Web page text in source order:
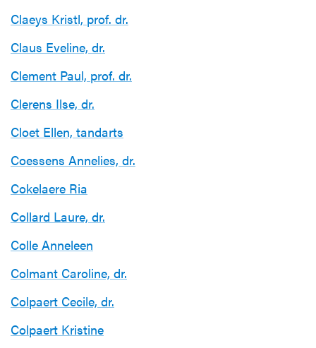
Claeys Kristl, prof. dr.
Claus Eveline, dr.
Clement Paul, prof. dr.
Clerens Ilse, dr.
Cloet Ellen, tandarts
Coessens Annelies, dr.
Cokelaere Ria
Collard Laure, dr.
Colle Anneleen
Colmant Caroline, dr.
Colpaert Cecile, dr.
Colpaert Kristine